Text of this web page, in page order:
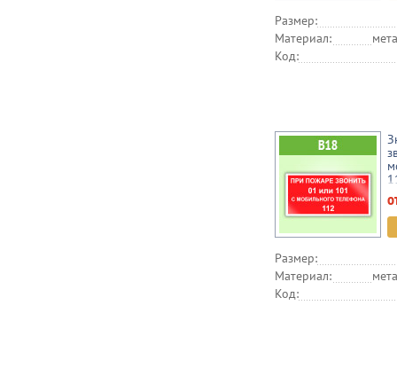
Размер:
Материал:
Код:
Размер:
Материал:
Код: